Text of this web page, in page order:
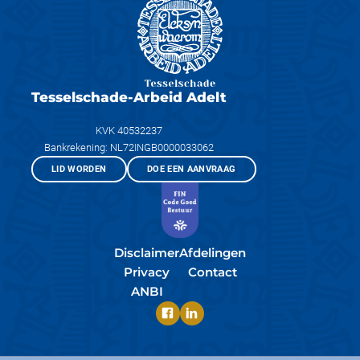
Tesselschade-Arbeid Adelt
KVK 40532237
Bankrekening: NL72INGB0000033062
LID WORDEN DOE EEN AANVRAAG
Disclaimer
Privacy
ANBI
Afdelingen
Contact